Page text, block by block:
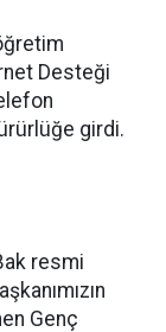
Desteği
girdi.
resmi
Genç